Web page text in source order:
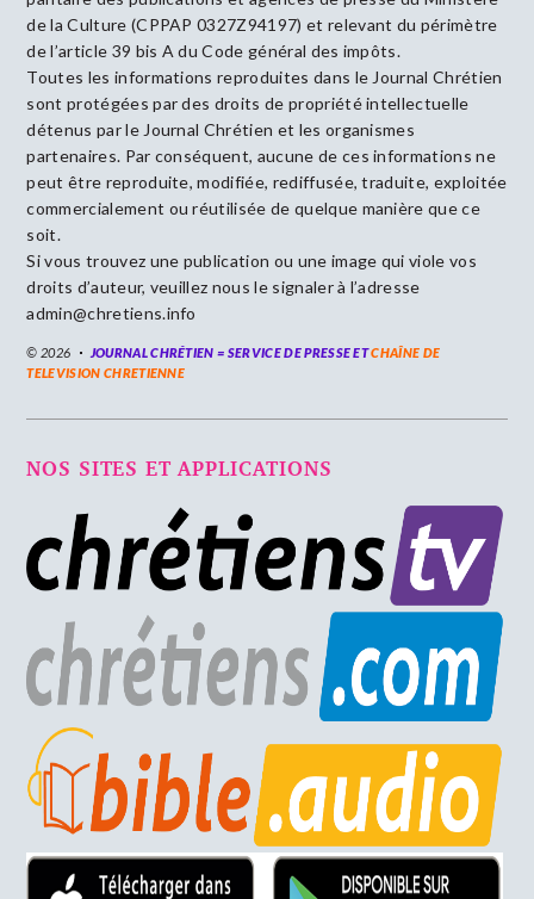
de la Culture (CPPAP 0327Z94197) et relevant du périmètre
de l’article 39 bis A du Code général des impôts.
Toutes les informations reproduites dans le Journal Chrétien
sont protégées par des droits de propriété intellectuelle
détenus par le Journal Chrétien et les organismes
partenaires. Par conséquent, aucune de ces informations ne
peut être reproduite, modifiée, rediffusée, traduite, exploitée
commercialement ou réutilisée de quelque manière que ce
soit.
Si vous trouvez une publication ou une image qui viole vos
droits d’auteur, veuillez nous le signaler à l’adresse
admin@chretiens.info
© 2026 JOURNAL CHRÉTIEN = SERVICE DE PRESSE ETCHAÎNE DE
TELEVISION CHRETIENNE
NOS SITES ET APPLICATIONS